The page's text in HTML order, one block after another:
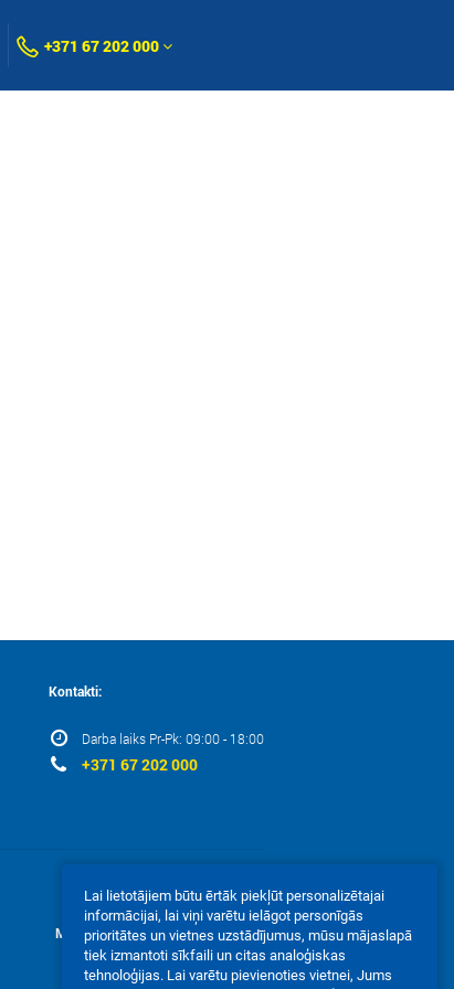
+371 67 202 000
Kontakti:
Darba laiks Pr-Pk: 09:00 - 18:00
+371 67 202 000
Mēs akceptējam:
Lai lietotājiem būtu ērtāk piekļūt personalizētajai
informācijai, lai viņi varētu ielāgot personīgās
prioritātes un vietnes uzstādījumus, mūsu mājaslapā
tiek izmantoti sīkfaili un citas analoģiskas
tehnoloģijas. Lai varētu pievienoties vietnei, Jums